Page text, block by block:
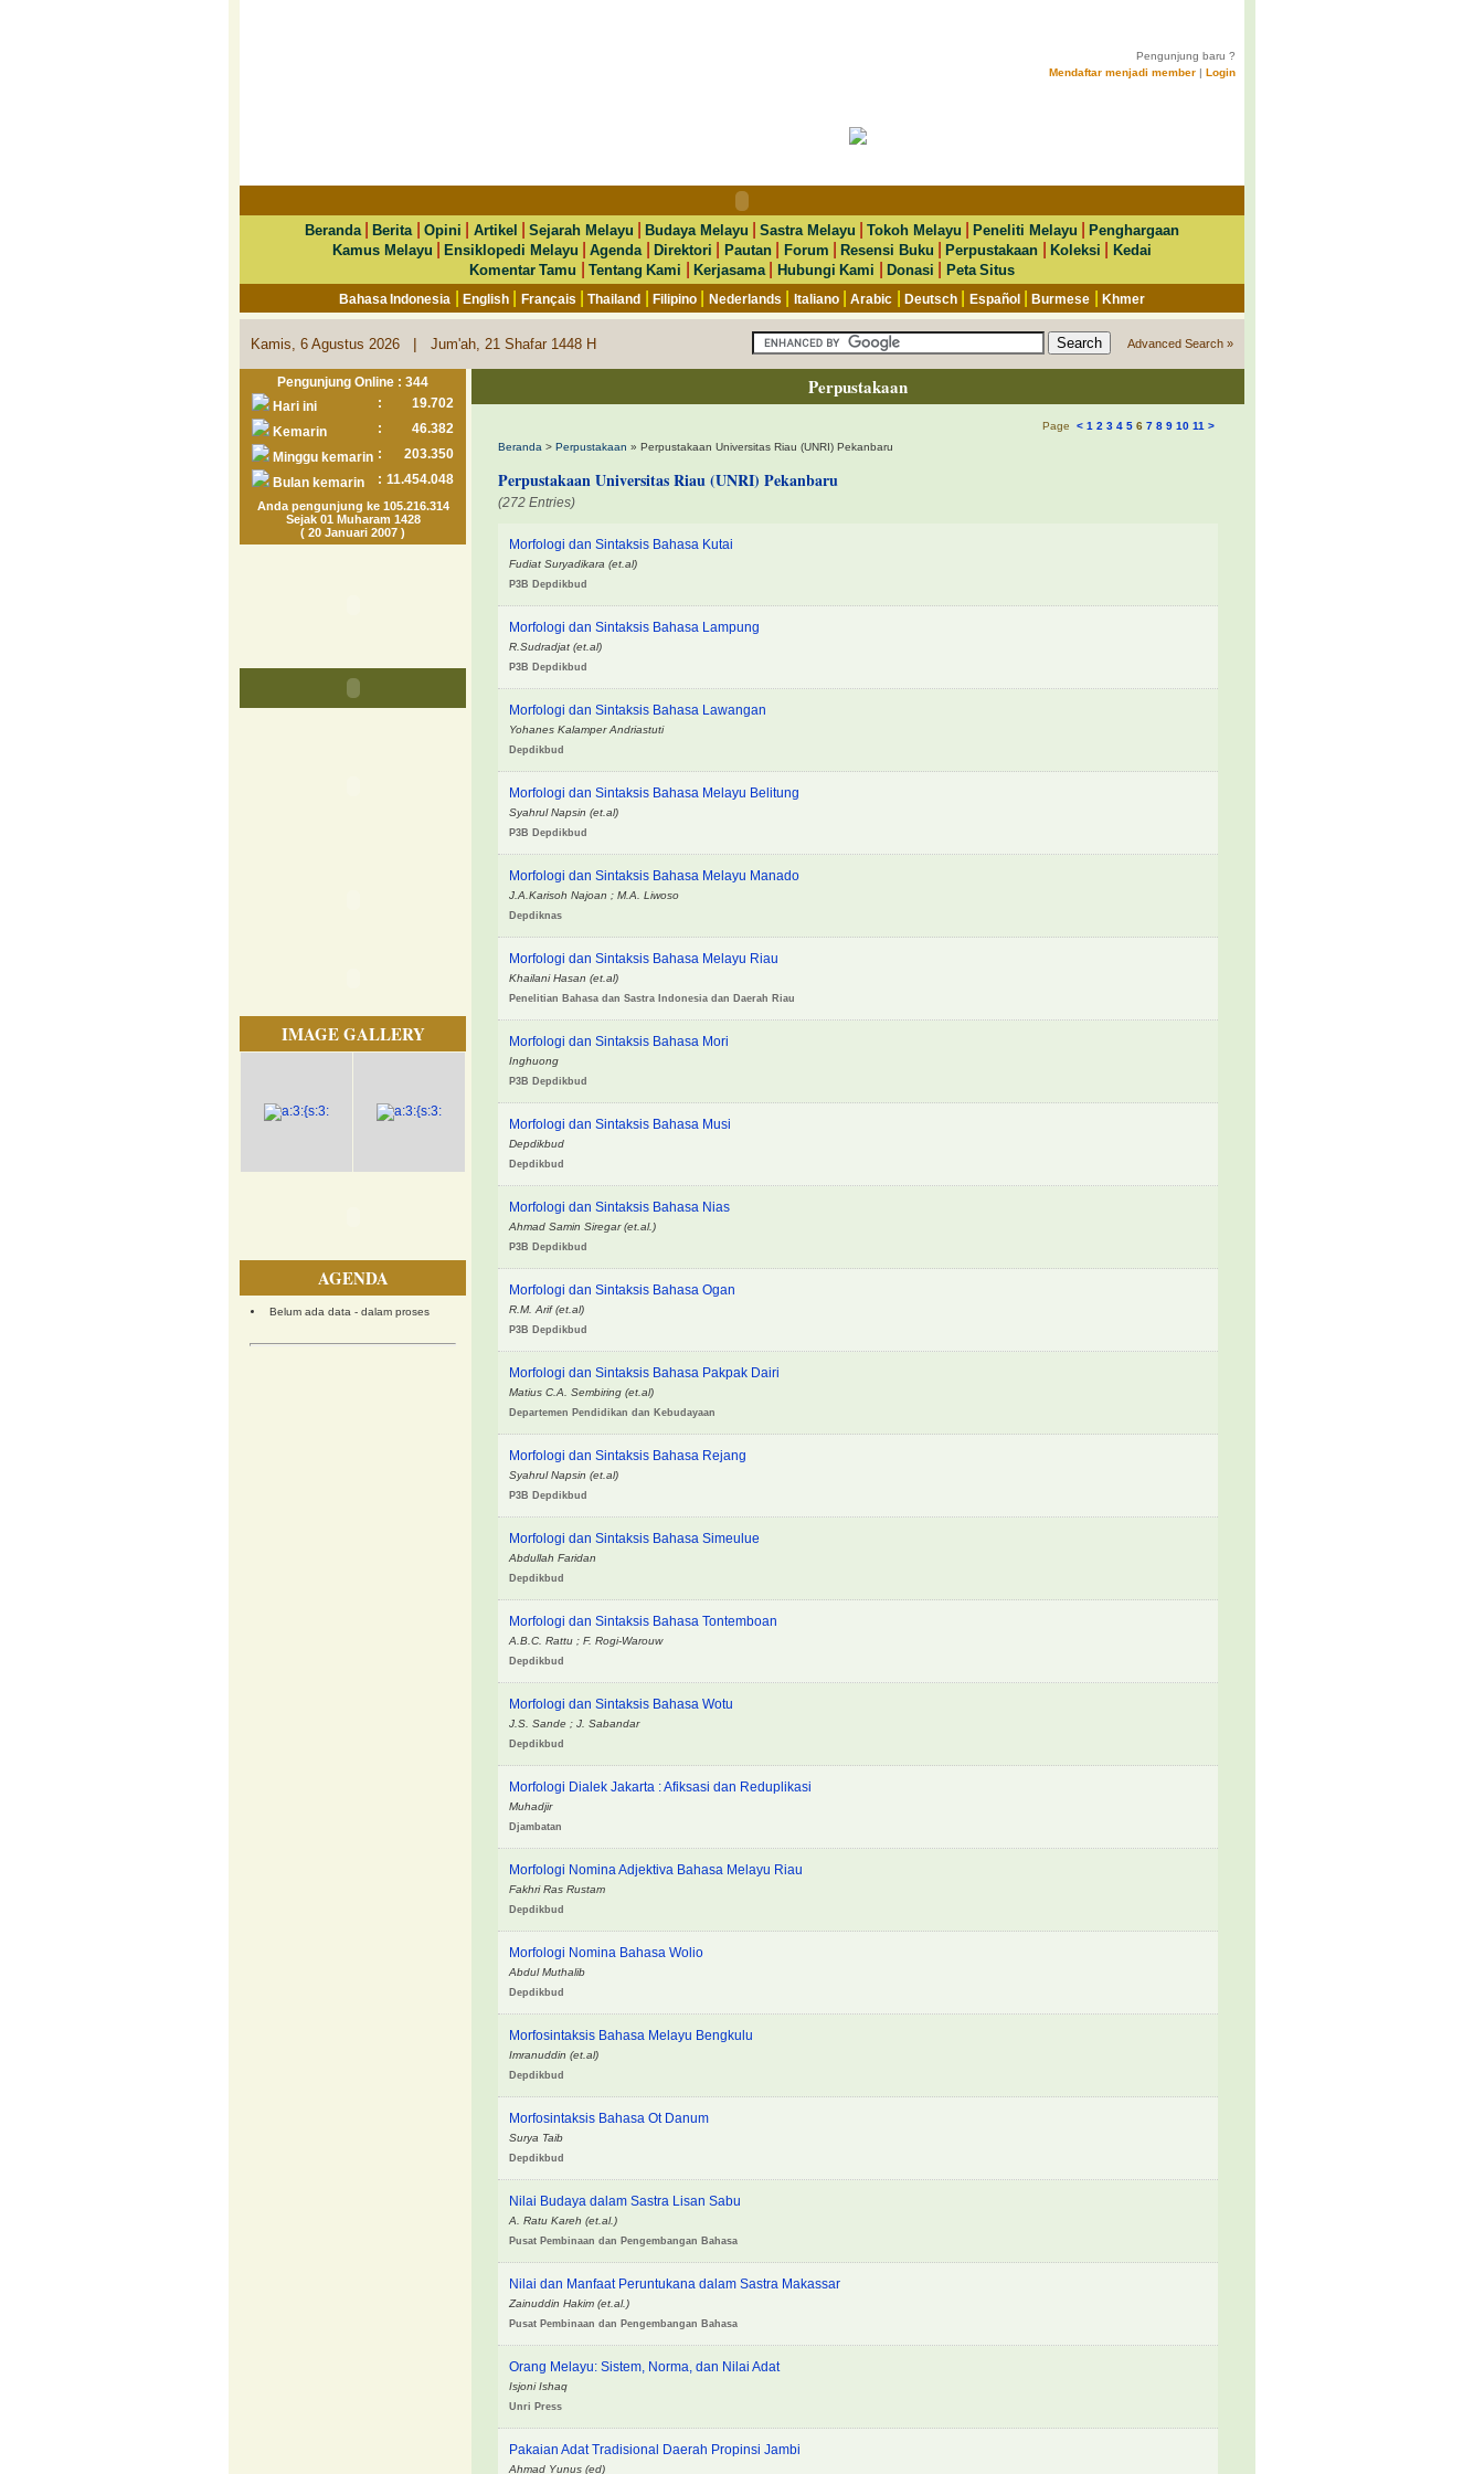
Pengunjung baru ?
Mendaftar menjadi member | Login
Beranda|Berita Opini Artikel |Sejarah Melayu |Budaya Melayu |Sastra Melayu |Tokoh Melayu |Peneliti Melayu |Penghargaan
Kamus Melayu
|Ensiklopedi Melayu |Agenda |Direktori Pautan| Forum |Resensi Buku |Perpustakaan Koleksi
Kedai
Komentar Tamu
|Tentang Kami |Kerjasama Hubungi Kami Donasi Peta Situs
Bahasa Indonesia |English Français |Thailand |Filipino Nederlands Italiano|Arabic Deutsch| Español|Burmese Khmer
Kamis, 6 Agustus 2026 | Jum'ah, 21 Shafar 1448 H Advanced Search »
Pengunjung Online : 344
Hari ini
:
19.702
Kemarin
:
46.382
Minggu kemarin :
203.350
Bulan kemarin
: 11.454.048
Anda pengunjung ke 105.216.314
Sejak 01 Muharam 1428
( 20 Januari 2007 )
IMAGE GALLERY
AGENDA
Belum ada data - dalam proses
Perpustakaan
Page < 1 2 3 4 5 6 7 8 9 10 11 >
Beranda > Perpustakaan » Perpustakaan Universitas Riau (UNRI) Pekanbaru
Perpustakaan Universitas Riau (UNRI) Pekanbaru
(272 Entries)
Morfologi dan Sintaksis Bahasa Kutai
Fudiat Suryadikara (et.al)
P3B Depdikbud
Morfologi dan Sintaksis Bahasa Lampung
R.Sudradjat (et.al)
P3B Depdikbud
Morfologi dan Sintaksis Bahasa Lawangan
Yohanes Kalamper Andriastuti
Depdikbud
Morfologi dan Sintaksis Bahasa Melayu Belitung
Syahrul Napsin (et.al)
P3B Depdikbud
Morfologi dan Sintaksis Bahasa Melayu Manado
J.A.Karisoh Najoan ; M.A. Liwoso
Depdiknas
Morfologi dan Sintaksis Bahasa Melayu Riau
Khailani Hasan (et.al)
Penelitian Bahasa dan Sastra Indonesia dan Daerah Riau
Morfologi dan Sintaksis Bahasa Mori
Inghuong
P3B Depdikbud
Morfologi dan Sintaksis Bahasa Musi
Depdikbud
Depdikbud
Morfologi dan Sintaksis Bahasa Nias
Ahmad Samin Siregar (et.al.)
P3B Depdikbud
Morfologi dan Sintaksis Bahasa Ogan
R.M. Arif (et.al)
P3B Depdikbud
Morfologi dan Sintaksis Bahasa Pakpak Dairi
Matius C.A. Sembiring (et.al)
Departemen Pendidikan dan Kebudayaan
Morfologi dan Sintaksis Bahasa Rejang
Syahrul Napsin (et.al)
P3B Depdikbud
Morfologi dan Sintaksis Bahasa Simeulue
Abdullah Faridan
Depdikbud
Morfologi dan Sintaksis Bahasa Tontemboan
A.B.C. Rattu ; F. Rogi-Warouw
Depdikbud
Morfologi dan Sintaksis Bahasa Wotu
J.S. Sande ; J. Sabandar
Depdikbud
Morfologi Dialek Jakarta : Afiksasi dan Reduplikasi
Muhadjir
Djambatan
Morfologi Nomina Adjektiva Bahasa Melayu Riau
Fakhri Ras Rustam
Depdikbud
Morfologi Nomina Bahasa Wolio
Abdul Muthalib
Depdikbud
Morfosintaksis Bahasa Melayu Bengkulu
Imranuddin (et.al)
Depdikbud
Morfosintaksis Bahasa Ot Danum
Surya Taib
Depdikbud
Nilai Budaya dalam Sastra Lisan Sabu
A. Ratu Kareh (et.al.)
Pusat Pembinaan dan Pengembangan Bahasa
Nilai dan Manfaat Peruntukana dalam Sastra Makassar
Zainuddin Hakim (et.al.)
Pusat Pembinaan dan Pengembangan Bahasa
Orang Melayu: Sistem, Norma, dan Nilai Adat
Isjoni Ishaq
Unri Press
Pakaian Adat Tradisional Daerah Propinsi Jambi
Ahmad Yunus (ed)